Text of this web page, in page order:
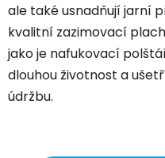
ale také usnadňují jarní
kvalitní zazimovací
jako je nafukovací
dlouhou životnost a
údržbu.